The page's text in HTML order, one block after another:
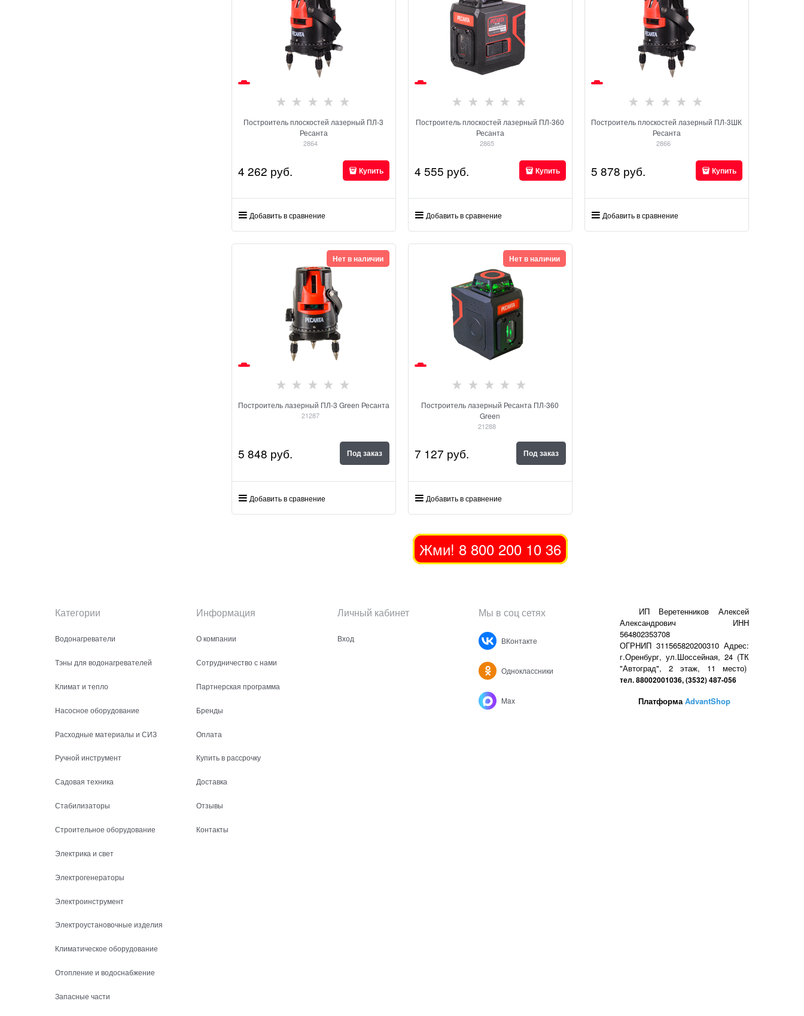
Построитель плоскостей лазерный ПЛ-3
Ресанта
2864
4 262 руб. Купить
Добавить в сравнение
Построитель плоскостей лазерный ПЛ-360
Ресанта
2865
4 555 руб. Купить
Добавить в сравнение
Построитель плоскостей лазерный ПЛ-3ШК
Ресанта
2866
5 878 руб. Купить
Добавить в сравнение
Построитель лазерный ПЛ-3 Green Ресанта
21287
Нет в наличии
5 848 руб. Под заказ
Добавить в сравнение
Построитель лазерный Ресанта ПЛ-360
Green
21288
Нет в наличии
7 127 руб. Под заказ
Добавить в сравнение
Жми! 8 800 200 10 36
Категории
Водонагреватели
Тэны для водонагревателей
Климат и тепло
Насосное оборудование
Расходные материалы и СИЗ
Ручной инструмент
Садовая техника
Стабилизаторы
Строительное оборудование
Электрика и свет
Электрогенераторы
Электроинструмент
Электроустановочные изделия
Климатическое оборудование
Отопление и водоснабжение
Запасные части
Информация
О компании
Сотрудничество с нами
Партнерская программа
Бренды
Оплата
Купить в рассрочку
Доставка
Отзывы
Контакты
Личный кабинет
Вход
Мы в соц сетях
ВКонтакте
Одноклассники
Max
ИП Веретенников Алексей
Александрович ИНН
564802353708
ОГРНИП 311565820200310 Адрес:
г.Оренбург, ул.Шоссейная, 24 (ТК
"Автоград", 2 этаж, 11 место)
тел. 88002001036, (3532) 487-056
ПлатформаAdvantShop